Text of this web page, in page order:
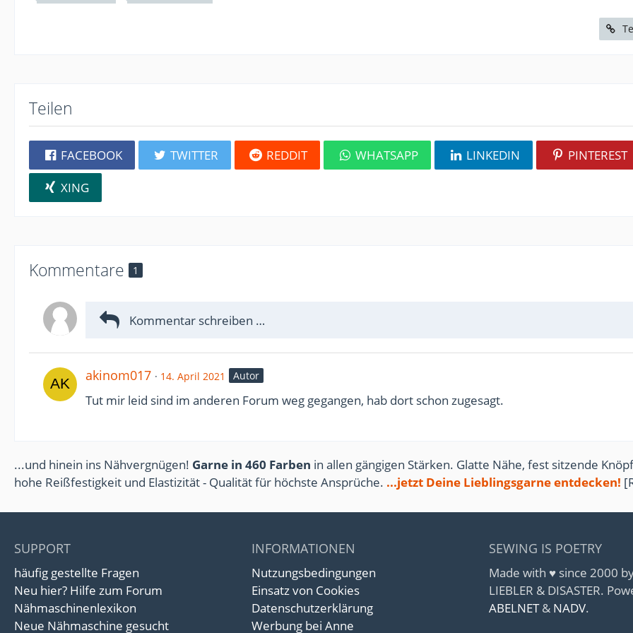
Teilen
FACEBOOK TWITTER REDDIT WHATSAPP LINKEDIN
PINTEREST
XING
Kommentare 1
akinom017 14. April 2021 Autor
Tut mir leid sind im anderen Forum weg gegangen, hab dort schon zugesagt.
...und hinein ins Nähvergnügen! Garne in 460 Farben in allen gängigen Stärken. Glatte Nähe, fest sitzende
hohe Reißfestigkeit und Elastizität - Qualität für höchste Ansprüche. ...jetzt Deine Lieblingsgarne entdecken!
SUPPORT
häufig gestellte Fragen
Neu hier? Hilfe zum Forum
Nähmaschinenlexikon
Neue Nähmaschine gesucht
INFORMATIONEN
Nutzungsbedingungen
Einsatz von Cookies
Datenschutzerklärung
Werbung bei Anne
SEWING IS POETRY
Made with ♥ since 2000
LIEBLER & DISASTER.
ABELNET& NADV.